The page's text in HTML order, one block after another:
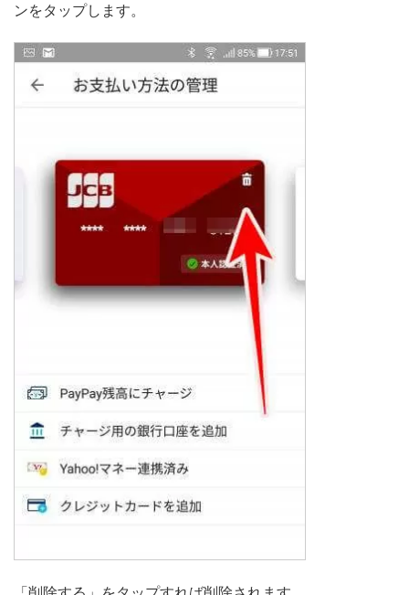
ンをタップします。